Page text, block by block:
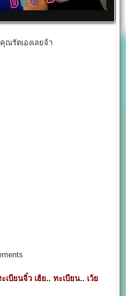
ณรัตเองเลยจ้า
บียนจิ๋ว เฮ้ย.. ทะเบียน.. เว้ย